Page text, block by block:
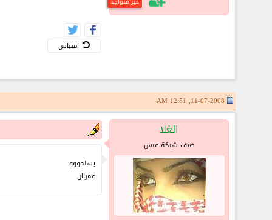
اقتباس
الغلا
ضيف شبكة عبس
يسلمووو
عمراان